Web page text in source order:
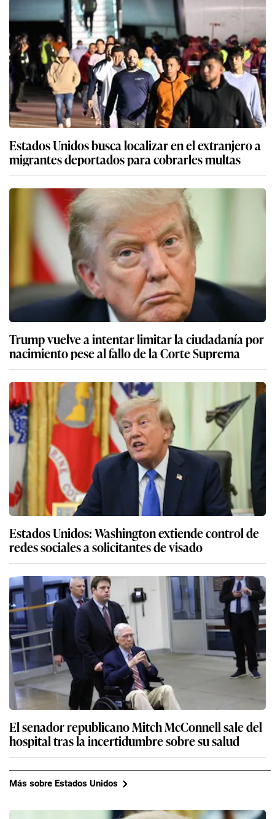
Estados Unidos busca localizar en el extranjero a
migrantes deportados para cobrarles multas
Trump vuelve a intentar limitar la ciudadanía por
nacimiento pese al fallo de la Corte Suprema
Estados Unidos: Washington extiende control de
redes sociales a solicitantes de visado
El senador republicano Mitch McConnell sale del
hospital tras la incertidumbre sobre su salud
Más sobre Estados Unidos